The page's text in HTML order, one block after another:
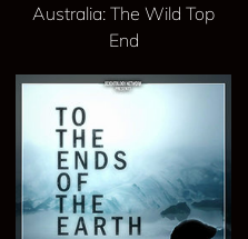
Australia: The Wild Top
End